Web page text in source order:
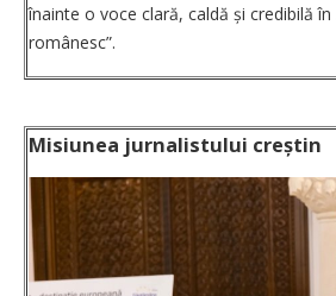
înainte o voce clară, caldă și credibilă
românesc”.
Misiunea jurnalistului creștin